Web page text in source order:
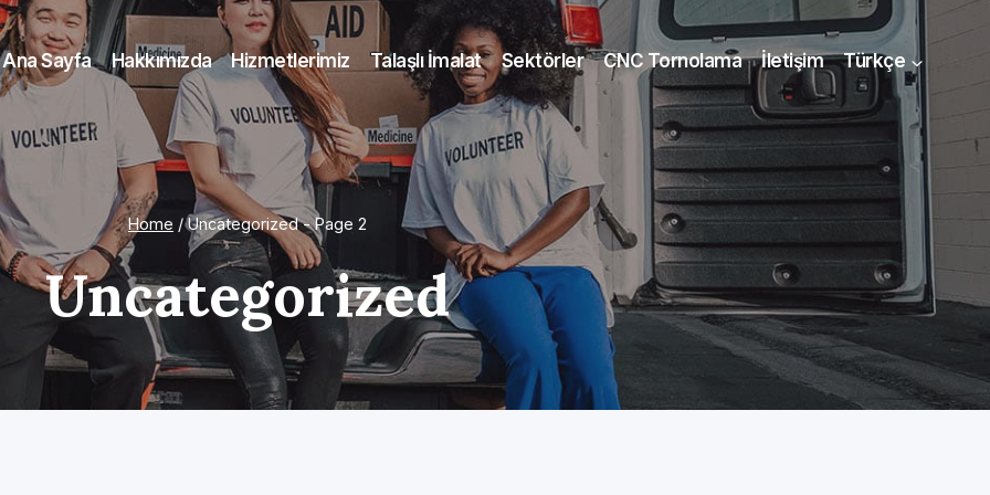
Ana Sayfa Hakkımızda Hizmetlerimiz Talaşlı İmalat Sektörler CNC Tornolama İletişim Türkçe
Home / Uncategorized- Page 2
Uncategorized